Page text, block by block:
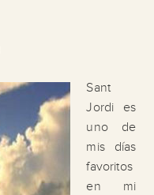
Sant
Jordi es
uno de
mis días
favoritos
en mi